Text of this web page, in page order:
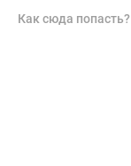
Как сюда попасть?